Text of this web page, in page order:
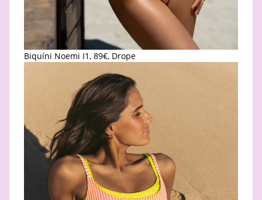
Biquíni Noemi I1, 89€, Drope